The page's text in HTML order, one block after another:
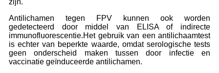
Antilichamen tegen FPV kunnen ook worden
gedetecteerd door middel van ELISA of indirecte
immunofluorescentie.Het gebruik van een antilichaamtest
is echter van beperkte waarde, omdat serologische tests
geen onderscheid maken tussen door infectie en
vaccinatie geïnduceerde antilichamen.